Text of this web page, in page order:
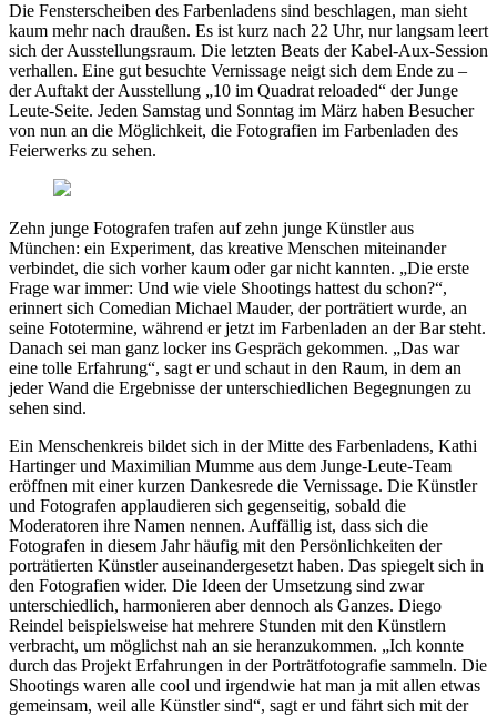
Die Fensterscheiben des Farbenladens sind beschlagen, man sieht
kaum mehr nach draußen. Es ist kurz nach 22 Uhr, nur langsam leert
sich der Ausstellungsraum. Die letzten Beats der Kabel-Aux-Session
verhallen. Eine gut besuchte Vernissage neigt sich dem Ende zu –
der Auftakt der Ausstellung „10 im Quadrat reloaded“ der Junge
Leute-Seite. Jeden Samstag und Sonntag im März haben Besucher
von nun an die Möglichkeit, die Fotografien im Farbenladen des
Feierwerks zu sehen.
Zehn junge Fotografen trafen auf zehn junge Künstler aus
München: ein Experiment, das kreative Menschen miteinander
verbindet, die sich vorher kaum oder gar nicht kannten. „Die erste
Frage war immer: Und wie viele Shootings hattest du schon?“,
erinnert sich Comedian Michael Mauder, der porträtiert wurde, an
seine Fototermine, während er jetzt im Farbenladen an der Bar steht.
Danach sei man ganz locker ins Gespräch gekommen. „Das war
eine tolle Erfahrung“, sagt er und schaut in den Raum, in dem an
jeder Wand die Ergebnisse der unterschiedlichen Begegnungen zu
sehen sind.
Ein Menschenkreis bildet sich in der Mitte des Farbenladens, Kathi
Hartinger und Maximilian Mumme aus dem Junge-Leute-Team
eröffnen mit einer kurzen Dankesrede die Vernissage. Die Künstler
und Fotografen applaudieren sich gegenseitig, sobald die
Moderatoren ihre Namen nennen. Auffällig ist, dass sich die
Fotografen in diesem Jahr häufig mit den Persönlichkeiten der
porträtierten Künstler auseinandergesetzt haben. Das spiegelt sich in
den Fotografien wider. Die Ideen der Umsetzung sind zwar
unterschiedlich, harmonieren aber dennoch als Ganzes. Diego
Reindel beispielsweise hat mehrere Stunden mit den Künstlern
verbracht, um möglichst nah an sie heranzukommen. „Ich konnte
durch das Projekt Erfahrungen in der Porträtfotografie sammeln. Die
Shootings waren alle cool und irgendwie hat man ja mit allen etwas
gemeinsam, weil alle Künstler sind“, sagt er und fährt sich mit der